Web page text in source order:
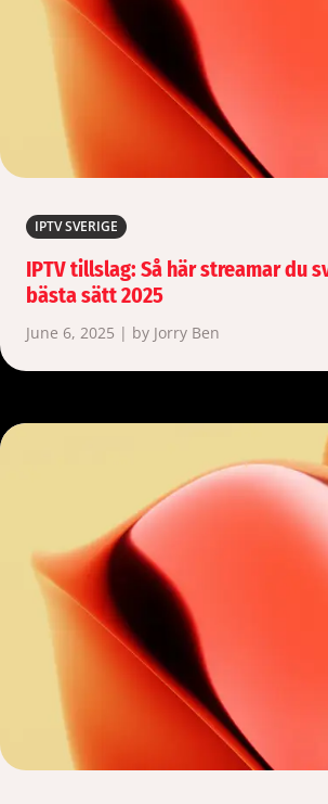
IPTV SVERIGE
IPTV tillslag: Så här streamar du
bästa sätt 2025
June 6, 2025 | by Jorry Ben